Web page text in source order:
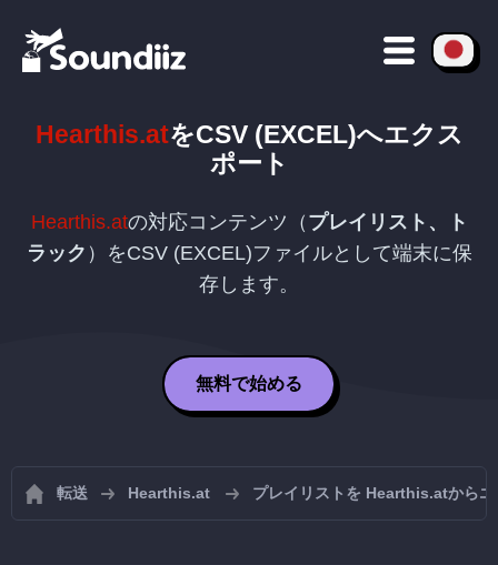
Hearthis.atをCSV (EXCEL)へエクス
ポート
Hearthis.atの対応コンテンツ（ プレイリスト、ト
ラック ）をCSV (EXCEL)ファイルとして端末に保
存します。
無料で始める
転送 Hearthis.at プレイリストを Hearthis.atからエ